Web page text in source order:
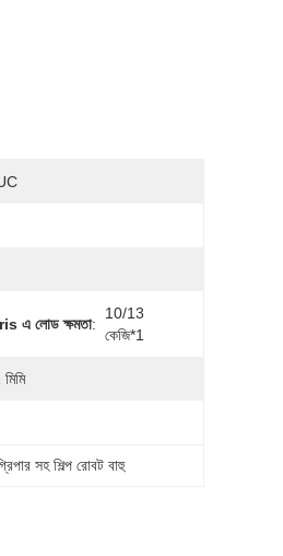
এ লোড ক্ষমতা:
10/13
কেজি*1
সহ শিল্প রোবট বাহু